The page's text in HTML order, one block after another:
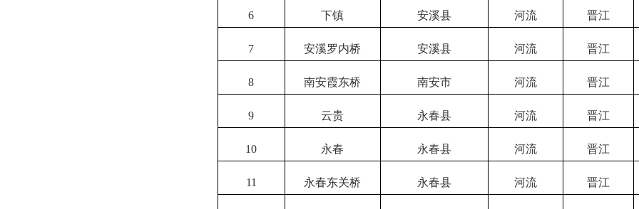
6 下镇 安溪县 河流 晋江
7 安溪罗内桥 安溪县 河流 晋江
8 南安霞东桥 南安市 河流 晋江
9 云贵 永春县 河流 晋江
10 永春 永春县 河流 晋江
11 永春东关桥 永春县 河流 晋江